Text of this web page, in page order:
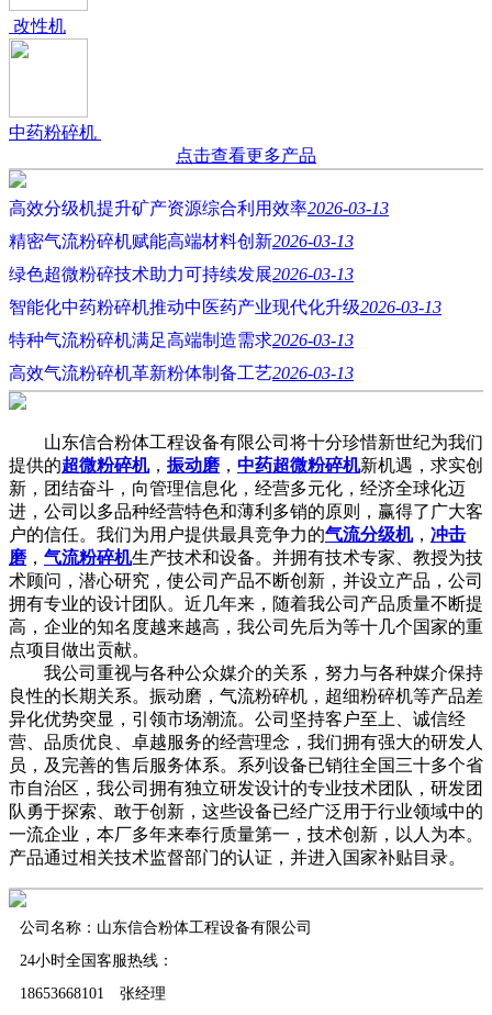
改性机
中药粉碎机
点击查看更多产品
高效分级机提升矿产资源综合利用效率2026-03-13
精密气流粉碎机赋能高端材料创新2026-03-13
绿色超微粉碎技术助力可持续发展2026-03-13
智能化中药粉碎机推动中医药产业现代化升级2026-03-13
特种气流粉碎机满足高端制造需求2026-03-13
高效气流粉碎机革新粉体制备工艺2026-03-13
山东信合粉体工程设备有限公司将十分珍惜新世纪为我们
提供的超微粉碎机， 振动磨 ， 中药超微粉碎机新机遇，求实创
新，团结奋斗，向管理信息化，经营多元化，经济全球化迈
进，公司以多品种经营特色和薄利多销的原则，赢得了广大客
户的信任。我们为用户提供最具竞争力的气流分级机， 冲击
磨 ， 气流粉碎机生产技术和设备。并拥有技术专家、教授为技
术顾问，潜心研究，使公司产品不断创新，并设立产品，公司
拥有专业的设计团队。近几年来，随着我公司产品质量不断提
高，企业的知名度越来越高，我公司先后为等十几个国家的重
点项目做出贡献。
我公司重视与各种公众媒介的关系，努力与各种媒介保持
良性的长期关系。振动磨，气流粉碎机，超细粉碎机等产品差
异化优势突显，引领市场潮流。公司坚持客户至上、诚信经
营、品质优良、卓越服务的经营理念，我们拥有强大的研发人
员，及完善的售后服务体系。系列设备已销往全国三十多个省
市自治区，我公司拥有独立研发设计的专业技术团队，研发团
队勇于探索、敢于创新，这些设备已经广泛用于行业领域中的
一流企业，本厂多年来奉行质量第一，技术创新，以人为本。
产品通过相关技术监督部门的认证，并进入国家补贴目录。
公司名称：山东信合粉体工程设备有限公司
24小时全国客服热线：
18653668101 张经理